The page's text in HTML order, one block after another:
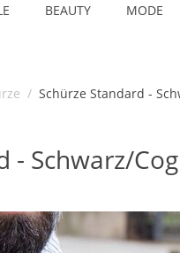
BEAUTY MODE
/ Schürze Standard -
- Schwarz/